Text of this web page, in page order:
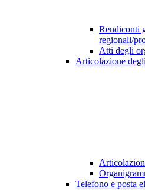
Rendiconti
regionali/
Atti degli
Articolazione
Telefono e posta